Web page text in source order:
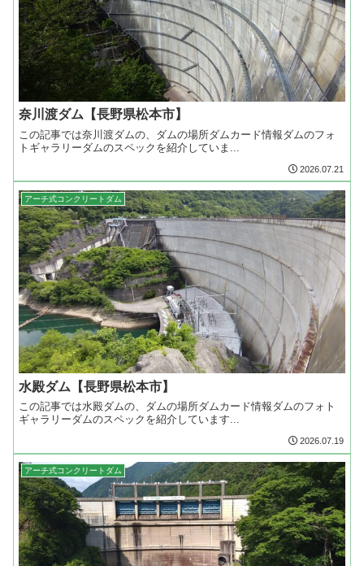
奈川渡ダム【長野県松本市】
この記事では奈川渡ダムの、ダムの場所ダムカード情報ダムのフォ
トギャラリーダムのスペックを紹介していま...
2026.07.21
アーチ式コンクリートダム
水殿ダム【長野県松本市】
この記事では水殿ダムの、ダムの場所ダムカード情報ダムのフォト
ギャラリーダムのスペックを紹介しています...
2026.07.19
アーチ式コンクリートダム